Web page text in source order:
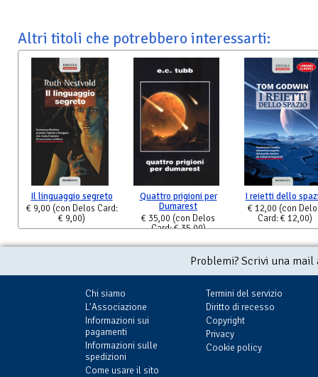
Altri titoli che potrebbero interessarti:
Il linguaggio segreto
€ 9,00 (con Delos Card:
€ 9,00)
Quattro prigioni per
Dumarest
€ 35,00 (con Delos
Card: € 35,00)
I reietti dello
€ 12,00 (con
Card: € 12,00)
Problemi? Scrivi una
Chi siamo
L'Associazione
Informazioni sui
pagamenti
Informazioni sulle
spedizioni
Come usare il sito
Termini del servizio
Diritto di recesso
Copyright
Privacy
Cookie policy